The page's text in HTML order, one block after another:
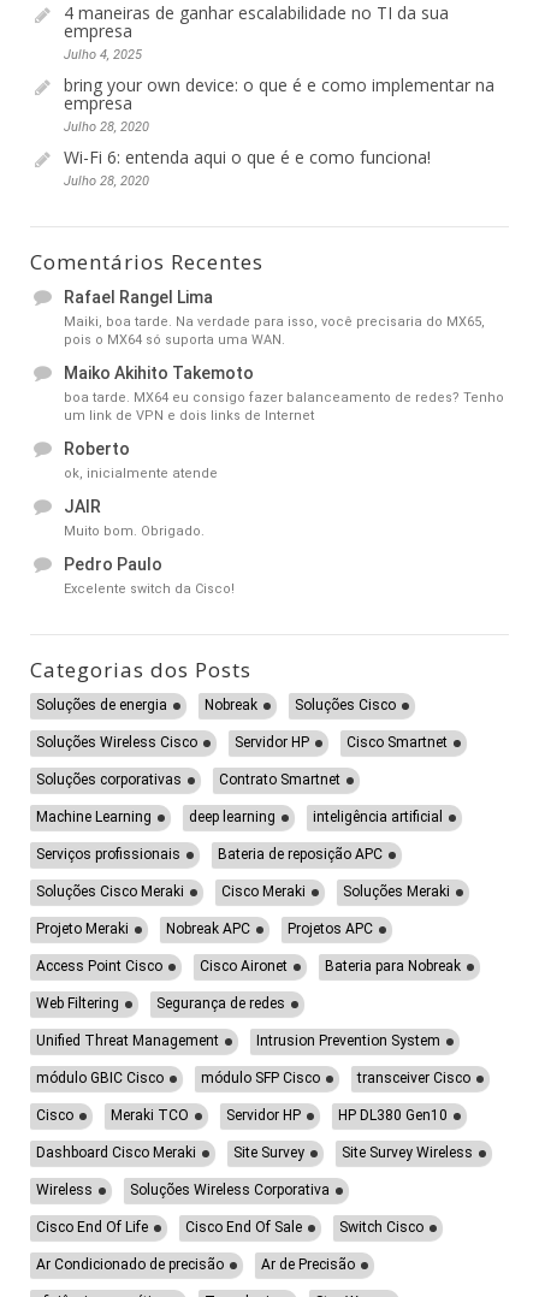
4 maneiras de ganhar escalabilidade no TI da sua
empresa
Julho 4, 2025
bring your own device: o que é e como implementar na
empresa
Julho 28, 2020
Wi-Fi 6: entenda aqui o que é e como funciona!
Julho 28, 2020
Comentários Recentes
Rafael Rangel Lima
Maiki, boa tarde. Na verdade para isso, você precisaria do MX65,
pois o MX64 só suporta uma WAN.
Maiko Akihito Takemoto
boa tarde. MX64 eu consigo fazer balanceamento de redes? Tenho
um link de VPN e dois links de Internet
Roberto
ok, inicialmente atende
JAIR
Muito bom. Obrigado.
Pedro Paulo
Excelente switch da Cisco!
Categorias dos Posts
Soluções de energia Nobreak Soluções Cisco
Soluções Wireless Cisco Servidor HP Cisco Smartnet
Soluções corporativas Contrato Smartnet
Machine Learning deep learning inteligência artificial
Serviços profissionais Bateria de reposição APC
Soluções Cisco Meraki Cisco Meraki Soluções Meraki
Projeto Meraki Nobreak APC Projetos APC
Access Point Cisco Cisco Aironet Bateria para Nobreak
Web Filtering Segurança de redes
Unified Threat Management Intrusion Prevention System
módulo GBIC Cisco módulo SFP Cisco transceiver Cisco
Cisco Meraki TCO Servidor HP HP DL380 Gen10
Dashboard Cisco Meraki Site Survey Site Survey Wireless
Wireless Soluções Wireless Corporativa
Cisco End Of Life Cisco End Of Sale Switch Cisco
Ar Condicionado de precisão Ar de Precisão